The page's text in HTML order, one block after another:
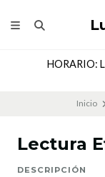
A 18:00 HR
Inicio
Lectura
DESCRIPCIÓN